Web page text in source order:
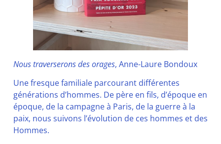
Nous traverserons des orages, Anne-Laure Bondoux
Une fresque familiale parcourant différentes
générations d’hommes. De père en fils, d’époque en
époque, de la campagne à Paris, de la guerre à la
paix, nous suivons l’évolution de ces hommes et des
Hommes.